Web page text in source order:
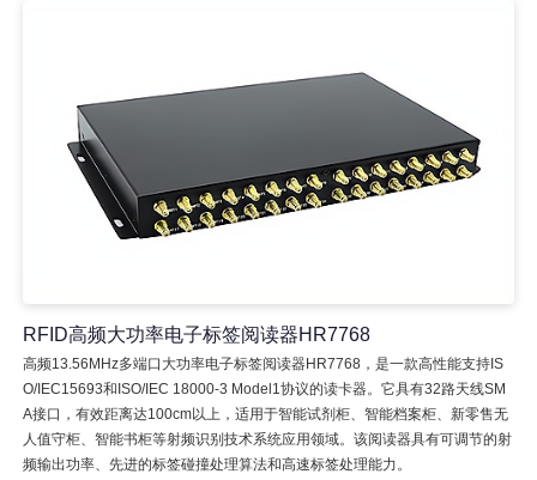
RFID高频大功率电子标签阅读器HR7768
高频13.56MHz多端口大功率电子标签阅读器HR7768，是一款高性能支持IS
O/IEC15693和ISO/IEC 18000-3 Model1协议的读卡器。它具有32路天线SM
A接口，有效距离达100cm以上，适用于智能试剂柜、智能档案柜、新零售无
人值守柜、智能书柜等射频识别技术系统应用领域。该阅读器具有可调节的射
频输出功率、先进的标签碰撞处理算法和高速标签处理能力。